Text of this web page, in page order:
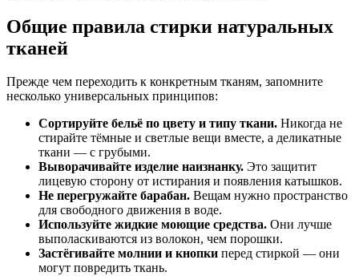
Общие правила стирки натуральных
тканей
Прежде чем переходить к конкретным тканям, запомните
несколько универсальных принципов:
Сортируйте бельё по цвету и типу ткани. Никогда не
стирайте тёмные и светлые вещи вместе, а деликатные
ткани — с грубыми.
Выворачивайте изделие наизнанку. Это защитит
лицевую сторону от истирания и появления катышков.
Не перегружайте барабан. Вещам нужно пространство
для свободного движения в воде.
Используйте жидкие моющие средства. Они лучше
выполаскиваются из волокон, чем порошки.
Застёгивайте молнии и кнопки перед стиркой — они
могут повредить ткань.